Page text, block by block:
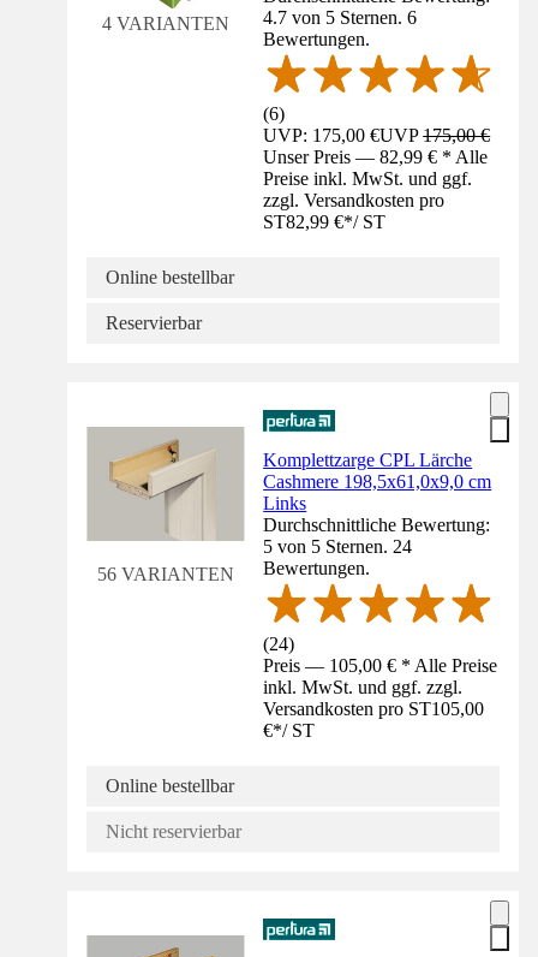
4 VARIANTEN
4.7 von 5 Sternen. 6
Bewertungen.
(6)
UVP: 175,00 €UVP175,00 €
Unser Preis — 82,99 € * Alle
Preise inkl. MwSt. und ggf.
zzgl. Versandkosten pro
ST82,99 €*/ ST
Online bestellbar
Reservierbar
56 VARIANTEN
Komplettzarge CPL Lärche
Cashmere 198,5x61,0x9,0 cm
Links
Durchschnittliche Bewertung:
5 von 5 Sternen. 24
Bewertungen.
(24)
Preis — 105,00 € * Alle Preise
inkl. MwSt. und ggf. zzgl.
Versandkosten pro ST105,00
€*/ ST
Online bestellbar
Nicht reservierbar